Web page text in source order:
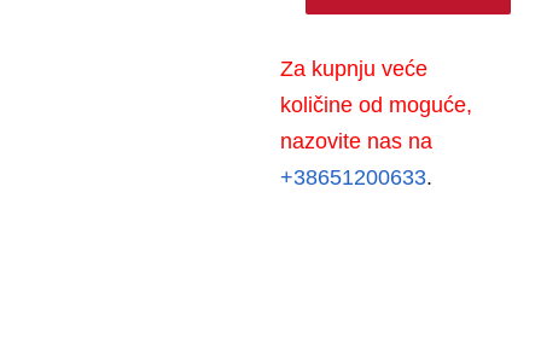
sprej
Rust-
Oleum
Za kupnju veće
količine od moguće,
nazovite nas na
+38651200633.